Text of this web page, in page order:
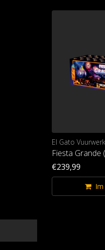
El Gato Vuurwerk
Fiesta Grande
€239,99